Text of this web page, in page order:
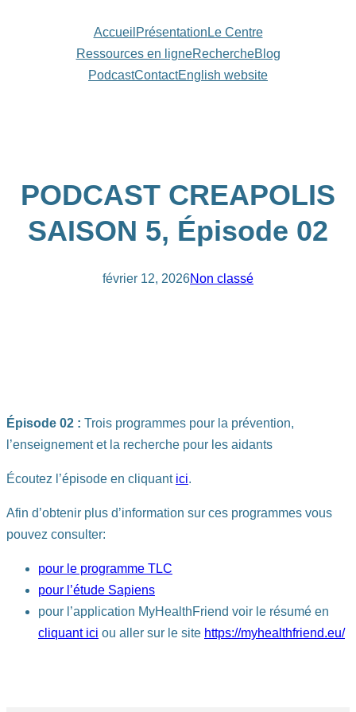
Accueil Présentation Le Centre
Ressources en ligneRechercheBlog
PodcastContactEnglish website
PODCAST CREAPOLIS
SAISON 5, Épisode 02
février 12, 2026Non classé
Épisode 02 : Trois programmes pour la prévention,
l’enseignement et la recherche pour les aidants
Écoutez l’épisode en cliquant ici.
Afin d’obtenir plus d’information sur ces programmes vous
pouvez consulter:
pour le programme TLC
pour l’étude Sapiens
pour l’application MyHealthFriend voir le résumé en
cliquant ici ou aller sur le site https://myhealthfriend.eu/